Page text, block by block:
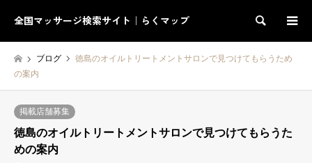
全国マッサージ検索サイト｜らくマップ 検索
ブログ
徳島のオイルトリートメントサロンで見つけてもらうため
の案内
掲載店舗募集
徳島のオイルトリートメントサロンで見つけてもらうた
めの案内